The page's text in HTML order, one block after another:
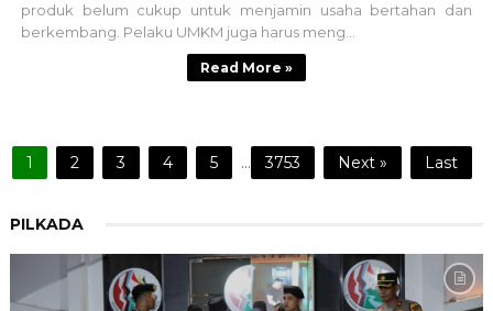
produk belum cukup untuk menjamin usaha bertahan dan
berkembang. Pelaku UMKM juga harus meng...
Read More »
1 2 3 4 5 ... 3753 Next » Last
PILKADA